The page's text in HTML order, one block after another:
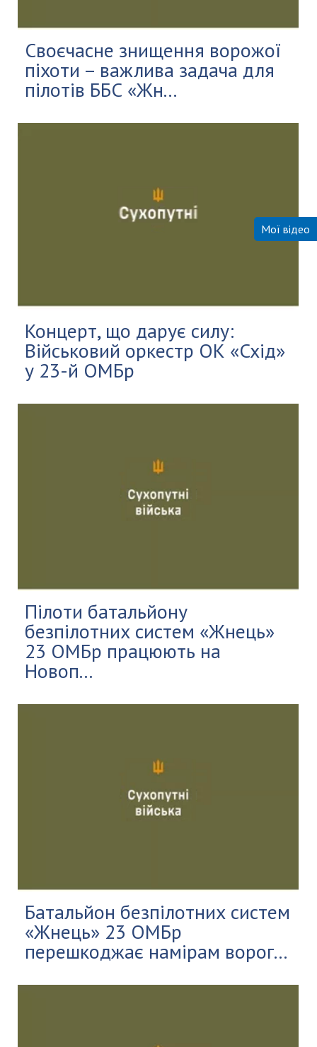
Своєчасне знищення ворожої
піхоти – важлива задача для
пілотів ББС «Жн...
Концерт, що дарує силу:
Військовий оркестр ОК «Схід»
у 23-й ОМБр
Пілоти батальйону
безпілотних систем «Жнець»
23 ОМБр працюють на
Новоп...
Батальйон безпілотних систем
«Жнець» 23 ОМБр
перешкоджає намірам ворог...
Мої відео